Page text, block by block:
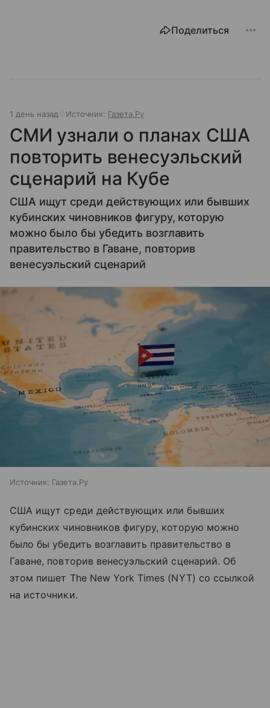
Поделиться
1 день назад Источник: Газета.Ру
СМИ узнали о планах США
повторить венесуэльский
сценарий на Кубе
США ищут среди действующих или бывших
кубинских чиновников фигуру, которую
можно было бы убедить возглавить
правительство в Гаване, повторив
венесуэльский сценарий
Источник: Газета.Ру
США ищут среди действующих или бывших
кубинских чиновников фигуру, которую можно
было бы убедить возглавить правительство в
Гаване, повторив венесуэльский сценарий. Об
этом пишет The New York Times (NYT) со ссылкой
на источники.